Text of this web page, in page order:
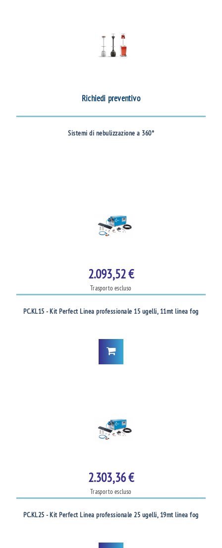
Richiedi preventivo
Sistemi di nebulizzazione a 360°
2.093,52 €
Trasporto escluso
PC.KL15 - Kit Perfect Linea professionale 15 ugelli, 11mt linea fog
2.303,36 €
Trasporto escluso
PC.KL25 - Kit Perfect Linea professionale 25 ugelli, 19mt linea fog